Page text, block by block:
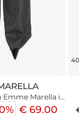
Emme Marella in
grigia€ 69.00
40